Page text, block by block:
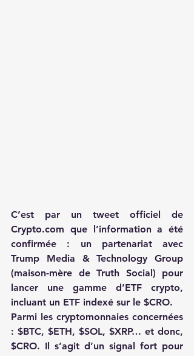
Crypto.com que l’information a été
confirmée : un partenariat avec
Trump Media & Technology Group
(maison-mère de Truth Social) pour
lancer une gamme d’ETF crypto,
incluant un ETF indexé sur le $CRO.
Parmi les cryptomonnaies concernées
: $BTC, $ETH, $SOL, $XRP… et donc,
$CRO. Il s’agit d’un signal fort pour